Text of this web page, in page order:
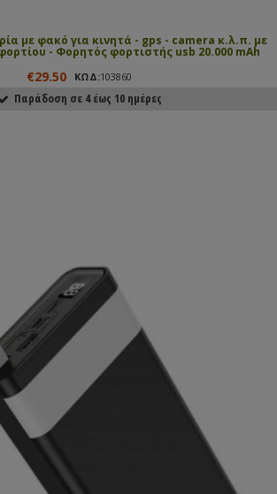
με φακό για κινητά - gps - camera κ.λ.π. με
- Φορητός φορτιστής usb 20.000 mAh
€29.50 ΚΩΔ:103860
Παράδοση σε 4 έως 10 ημέρες